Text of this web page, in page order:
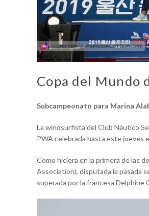
Copa del Mundo
Subcampeonato para Marina
La windsurfista del Club Náutico
PWA celebrada hasta este jueves
Como hiciera en la primera de las
Association), disputada la pasada
superada por la francesa Delphine